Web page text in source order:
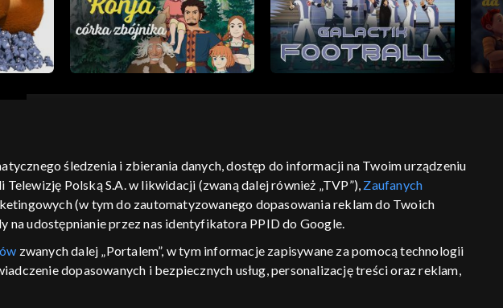
voucher dostępność informacje o dostawcy usług
śledzenia i zbierania danych, dostęp do informacji na Twoim urządzeniu
Polską S.A. w likwidacji (zwaną dalej również „TVP”), Zaufanych
(w tym do zautomatyzowanego dopasowania reklam do Twoich
na udostępnianie przez nas identyfikatora PPID do Google.
zwanych dalej „Portalem”, w tym informacje zapisywane za pomocą technologii
dopasowanych i bezpiecznych usług, personalizację treści oraz reklam,